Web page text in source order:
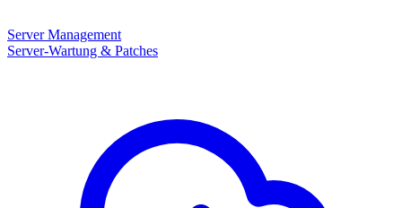
Server Management
Server-Wartung & Patches